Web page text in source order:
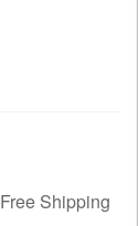
Free Shipping